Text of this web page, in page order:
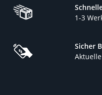
1-3
Sicher